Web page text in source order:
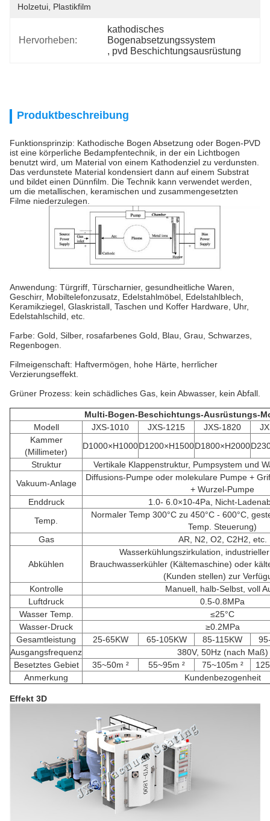
Holzetui, Plastikfilm
Hervorheben:
kathodisches
Bogenabsetzungssystem
, pvd Beschichtungsausrüstung
Produktbeschreibung
Funktionsprinzip: Kathodische Bogen Absetzung oder Bogen-PVD
ist eine körperliche Bedampfentechnik, in der ein Lichtbogen
benutzt wird, um Material von einem Kathodenziel zu verdunsten.
Das verdunstete Material kondensiert dann auf einem Substrat
und bildet einen Dünnfilm. Die Technik kann verwendet werden,
um die metallischen, keramischen und zusammengesetzten
Filme niederzulegen.
Anwendung: Türgriff, Türscharnier, gesundheitliche Waren,
Geschirr, Mobiltelefonzusatz, Edelstahlmöbel, Edelstahlblech,
Keramikziegel, Glaskristall, Taschen und Koffer Hardware, Uhr,
Edelstahlschild, etc.
Farbe: Gold, Silber, rosafarbenes Gold, Blau, Grau, Schwarzes,
Regenbogen.
Filmeigenschaft: Haftvermögen, hohe Härte, herrlicher
Verzierungseffekt.
Grüner Prozess: kein schädliches Gas, kein Abwasser, kein Abfall.
Multi-Bogen-Beschichtungs-Ausrüstungs-
Modell
JXS-1010 JXS-1215 JXS-1820
Kammer
(Millimeter)
D1000×H1000D1200×H1500D1800×H2000
Struktur
Vertikale Klappenstruktur, Pumpsystem und
Vakuum-Anlage
Diffusions-Pumpe oder molekulare Pumpe +
+ Wurzel-Pumpe
Enddruck
1.0- 6.0×10-4Pa, Nicht-
Temp.
Normaler Temp 300°C zu 450°C - 600°C,
Temp. Steuerung)
Gas
AR, N2, O2, C2H2, etc.
Abkühlen
Wasserkühlungszirkulation,
Brauchwasserkühler (Kältemaschine) oder
(Kunden stellen) zur
Kontrolle
Manuell, halb-Selbst, voll
Luftdruck
0.5-0.8MPa
Wasser Temp.
≤25°C
Wasser-Druck
≥0.2MPa
Gesamtleistung
25-65KW 65-105KW 85-115KW
Ausgangsfrequenz
380V, 50Hz (nach Maß)
Besetztes Gebiet
35~50m ² 55~95m ² 75~105m ²
Anmerkung
Kundenbezogenheit
Effekt 3D